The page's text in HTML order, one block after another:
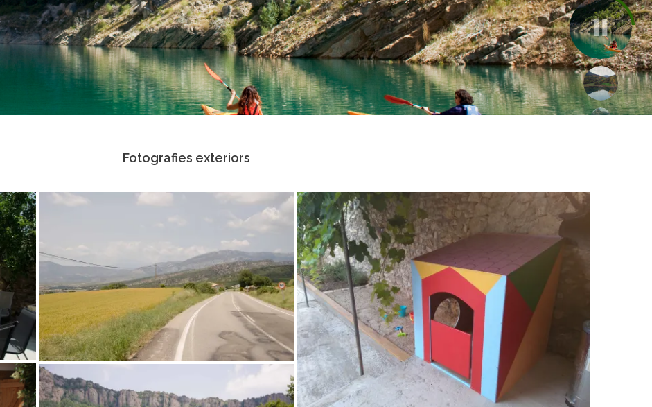
Fotografies exteriors